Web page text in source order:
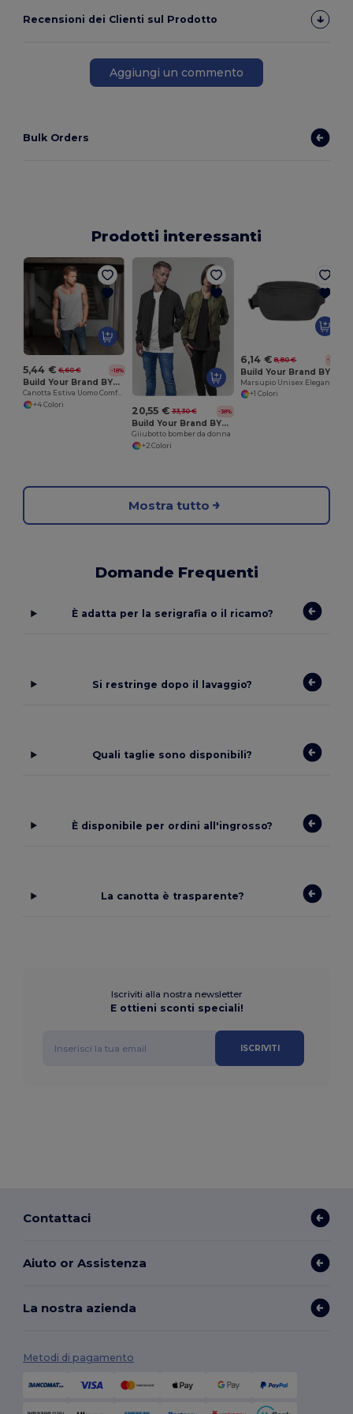
Recensioni dei Clienti sul Prodotto
Aggiungi un commento
Bulk Orders
Prodotti interessanti
5,44 € 6,60 € -18%
Build Your Brand BY003
Canotta Estiva Uomo Comfort e Stile
+4 Colori
20,55 € 33,30 € -38%
Build Your Brand BY044
Giiubotto bomber da donna
+2 Colori
6,14 € 8,80 € -30%
Build Your Brand BY059
+1 Colori
Mostra tutto
Domande Frequenti
È adatta per la serigrafia o il ricamo?
Si restringe dopo il lavaggio?
Quali taglie sono disponibili?
È disponibile per ordini all'ingrosso?
La canotta è trasparente?
Iscriviti alla nostra newsletter
E ottieni sconti speciali!
ISCRIVITI
Contattaci
Aiuto or Assistenza
La nostra azienda
Metodi di pagamento